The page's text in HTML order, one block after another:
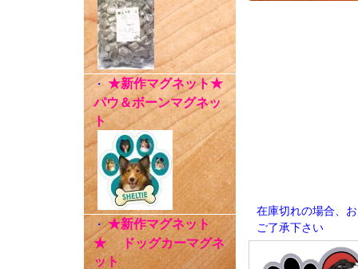
・ ★新作マグネット★
パウ＆ボーンマグネッ
ト
・★新作マグネット
★ ドッグカーマグネ
ット
在庫切れの場合、
ご了承下さい